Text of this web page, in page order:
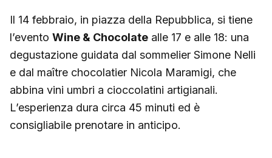
Il 14 febbraio, in piazza della Repubblica, si tiene
l’evento Wine & Chocolate alle 17 e alle 18: una
degustazione guidata dal sommelier Simone Nelli
e dal maître chocolatier Nicola Maramigi, che
abbina vini umbri a cioccolatini artigianali.
L’esperienza dura circa 45 minuti ed è
consigliabile prenotare in anticipo.